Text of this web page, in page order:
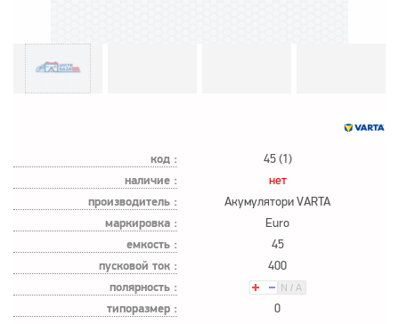
код : 45 (1)
наличие : нет
производитель : Акумулятори VARTA
маркировка : Euro
емкость : 45
пусковой ток : 400
полярность :
типоразмер :
0